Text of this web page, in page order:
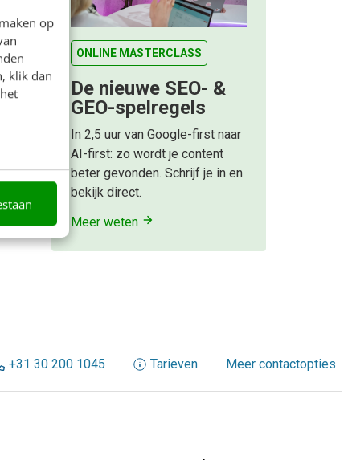
op
klik dan
ONLINE MASTERCLASS
De nieuwe SEO- &
GEO-spelregels
In 2,5 uur van Google-first naar
AI-first: zo wordt je content
beter gevonden. Schrijf je in en
bekijk direct.
Meer weten
+31 30 200 1045 Tarieven Meer contactopties